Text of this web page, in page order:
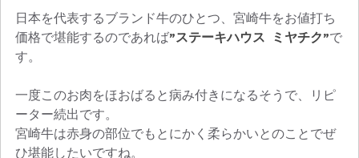
日本を代表するブランド牛のひとつ、宮崎牛をお値打ち
価格で堪能するのであれば”ステーキハウス ミヤチク”で
す。
一度このお肉をほおばると病み付きになるそうで、リピ
ーター続出です。
宮崎牛は赤身の部位でもとにかく柔らかいとのことでぜ
ひ堪能したいですね。